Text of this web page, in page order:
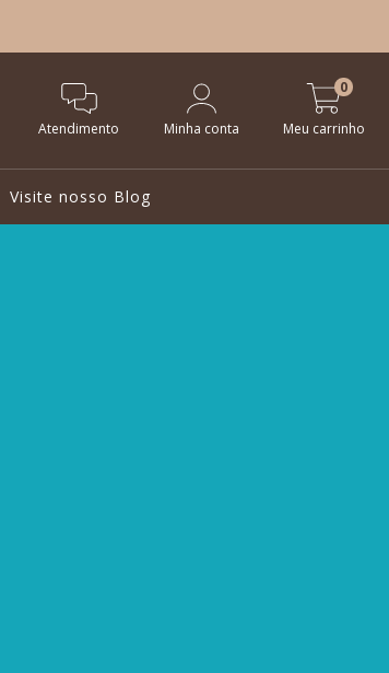
Atendimento Minha conta Meu carrinho
0
Visite nosso Blog